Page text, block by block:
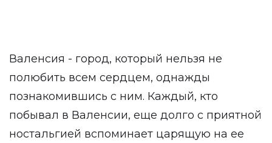
Валенсия - город, который нельзя не
полюбить всем сердцем, однажды
познакомившись с ним. Каждый, кто
побывал в Валенсии, еще долго с приятной
ностальгией вспоминает царящую на ее